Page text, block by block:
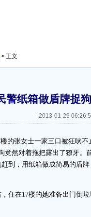
> 正文
警纸箱做盾牌捉狗
-- 2013-01-29
张女士一家三口被狂吠不
竟然对着拖把露出了獠牙。
到，用纸箱做成简易的盾牌
在17楼的她准备出门倒垃